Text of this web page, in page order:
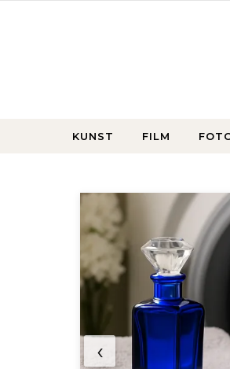
KUNST FILM
‹